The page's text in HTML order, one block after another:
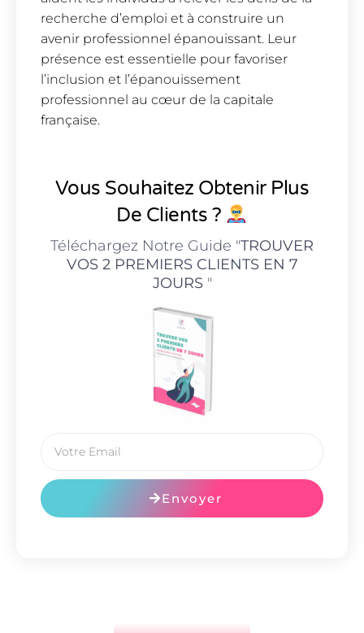
recherche d’emploi et à construire un
avenir professionnel épanouissant. Leur
présence est essentielle pour favoriser
l’inclusion et l’épanouissement
professionnel au cœur de la capitale
française.
Vous Souhaitez Obtenir Plus
De Clients ?
Téléchargez Notre Guide "TROUVER
VOS 2 PREMIERS CLIENTS EN 7
JOURS"
Envoyer